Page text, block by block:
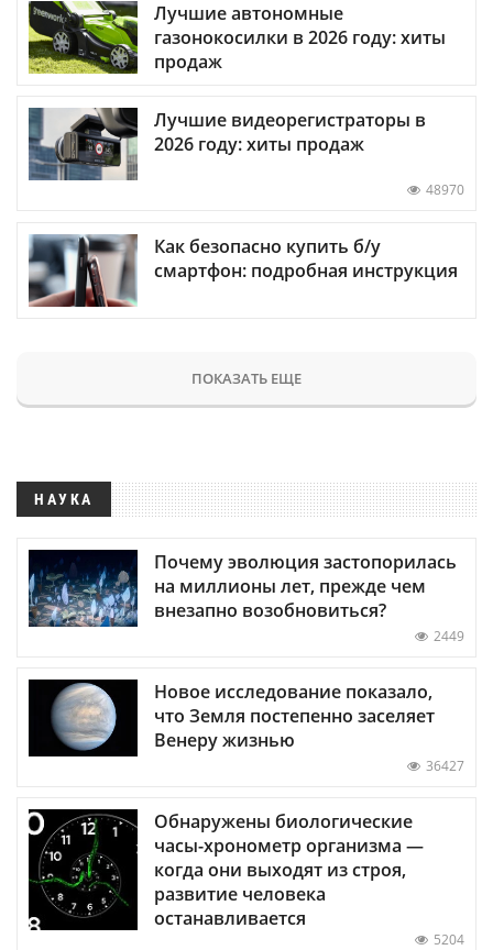
Лучшие автономные
газонокосилки в 2026 году: хиты
продаж
Лучшие видеорегистраторы в
2026 году: хиты продаж
48970
Как безопасно купить б/у
смартфон: подробная инструкция
ПОКАЗАТЬ ЕЩЕ
НАУКА
Почему эволюция застопорилась
на миллионы лет, прежде чем
внезапно возобновиться?
2449
Новое исследование показало,
что Земля постепенно заселяет
Венеру жизнью
36427
Обнаружены биологические
часы-хронометр организма —
когда они выходят из строя,
развитие человека
останавливается
5204